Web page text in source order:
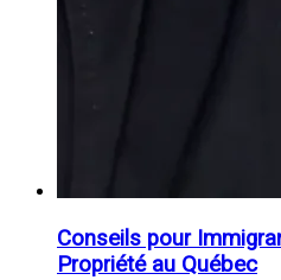
Conseils pour
Propriété au Québec